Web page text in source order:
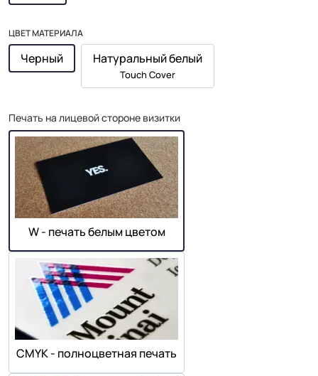
ЦВЕТ МАТЕРИАЛА
Черный Натуральный белый
Touch Cover
Печать на лицевой стороне визитки
W - печать белым цветом
СMYK - полноцветная печать